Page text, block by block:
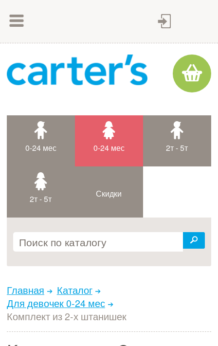
Как оплатить
Доставка товара
Контакты
0-24 мес 0-24 мес 2т - 5т
2т - 5т Скидки
Главная
Каталог
Для девочек 0-24 мес
Комплект из 2-х штанишек